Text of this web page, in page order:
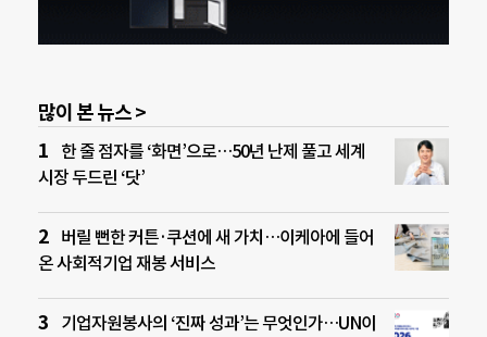
많이 본 뉴스 >
한 줄 점자를 ‘화면’으로…50년 난제 풀고 세계
시장 두드린 ‘닷’
버릴 뻔한 커튼·쿠션에 새 가치…이케아에 들어
온 사회적기업 재봉 서비스
기업자원봉사의 ‘진짜 성과’는 무엇인가…UN이